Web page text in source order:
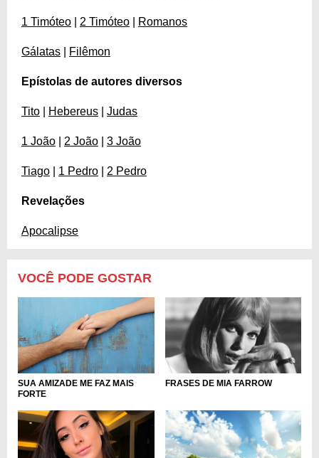
1 Timóteo 2 Timóteo Romanos
Gálatas Filêmon
Epístolas de autores diversos
Tito Hebereus Judas
1 João 2 João 3 João
Tiago 1 Pedro 2 Pedro
Revelações
Apocalipse
VOCÊ PODE GOSTAR
SUA AMIZADE ME FAZ MAIS
FORTE
FRASES DE MIA FARROW